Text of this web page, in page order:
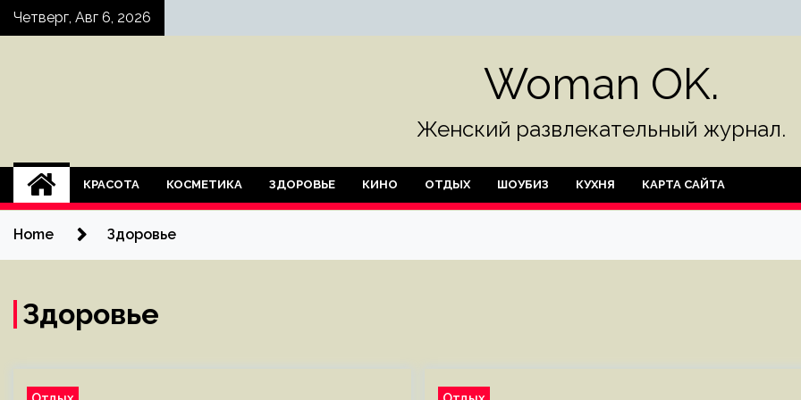
SkipЧетверг, Авг 6, 2026
Woman OK.
Женский развлекательный журнал.
КРАСОТА КОСМЕТИКА ЗДОРОВЬЕ КИНО ОТДЫХ ШОУБИЗ КУХНЯ КАРТА САЙТА
Home Здоровье
Здоровье